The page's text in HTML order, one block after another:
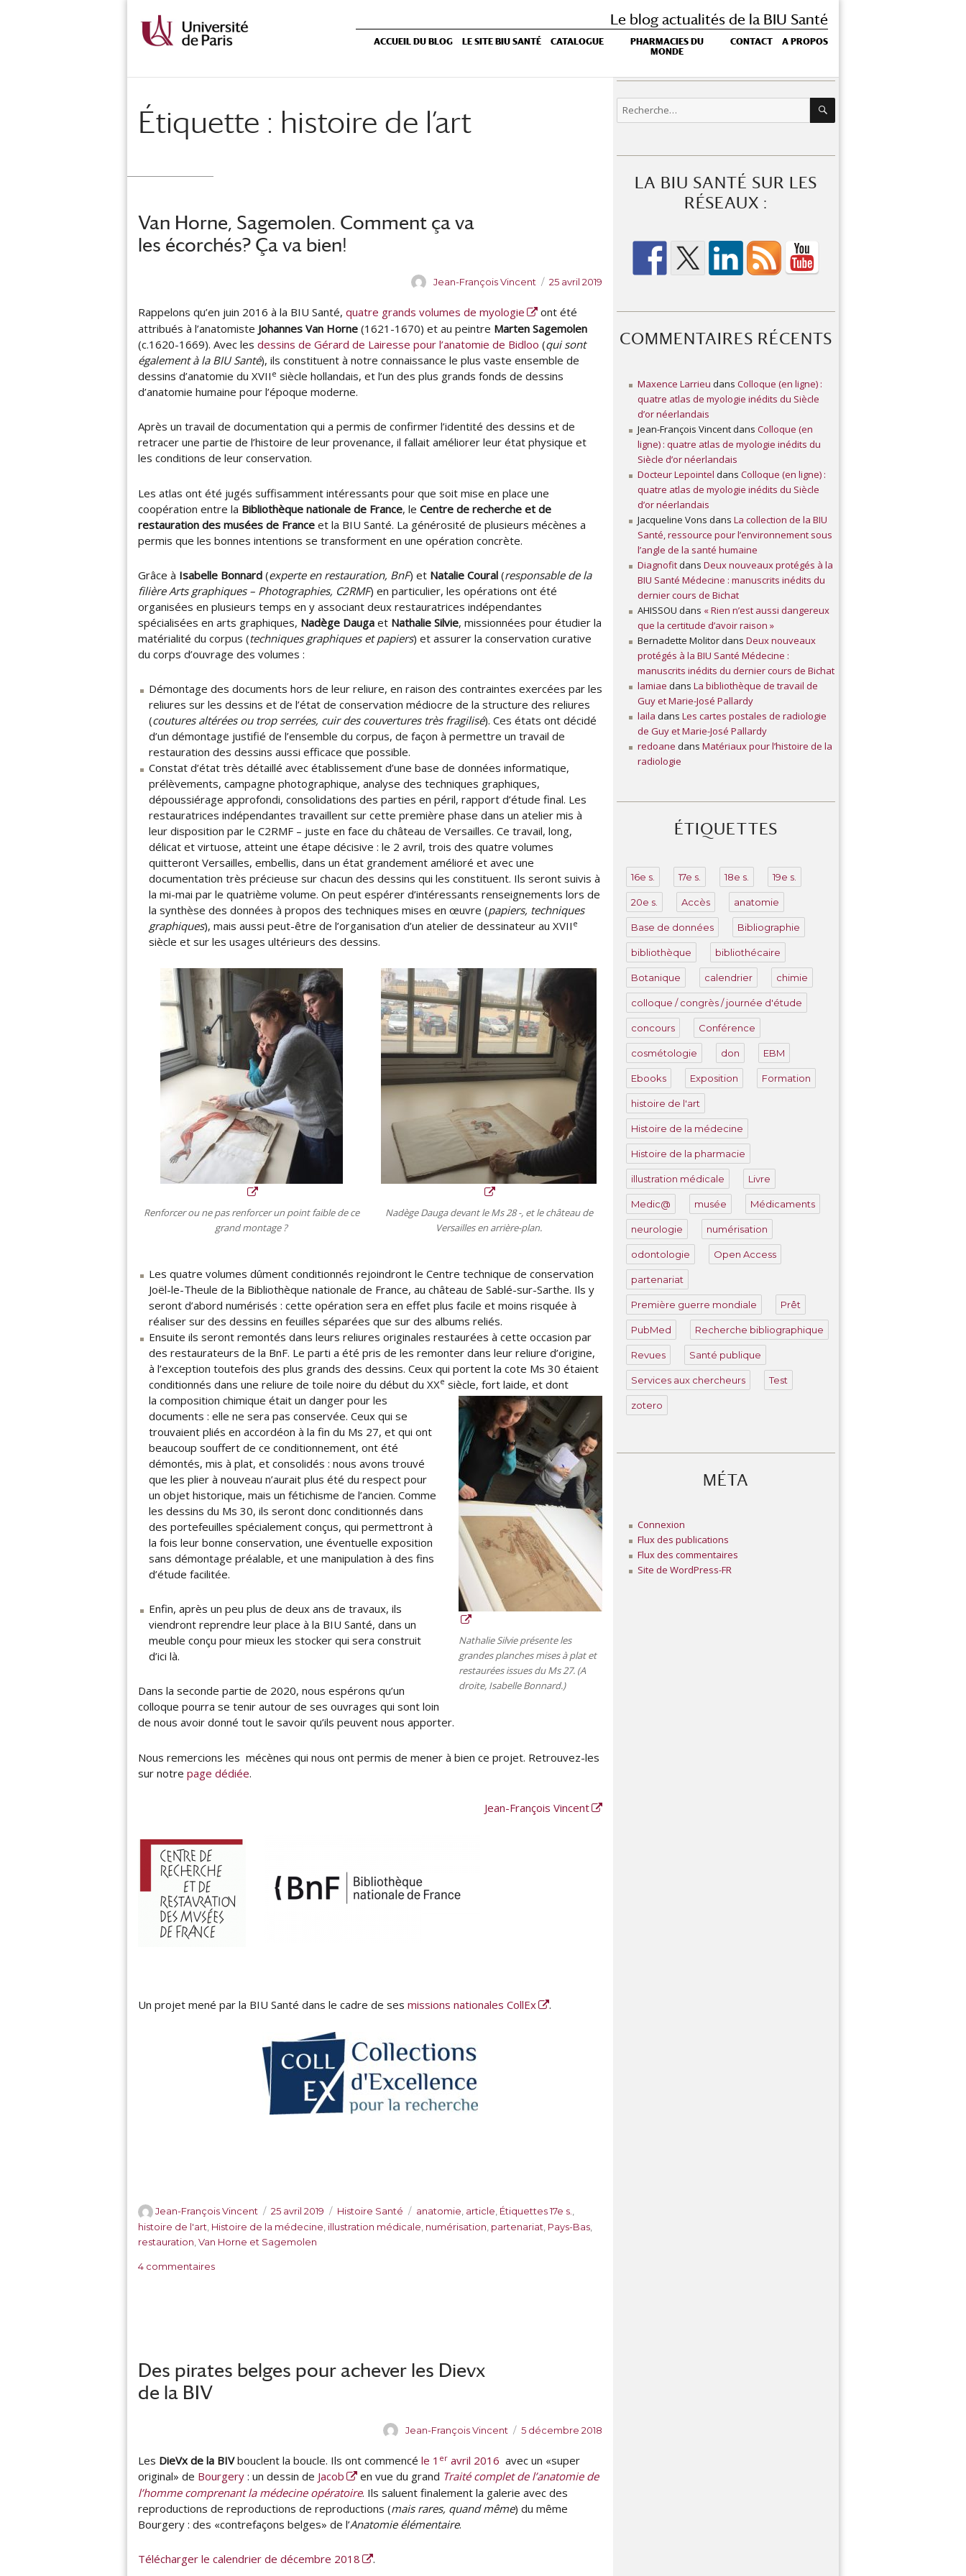
Le blog actualités de la BIU Santé
ACCUEIL DU BLOG LE SITE BIU SANTÉ CATALOGUE
PHARMACIES DU
MONDE
CONTACT A PROPOS
Étiquette : histoire de l’art
Van Horne, Sagemolen. Comment ça va
les écorchés? Ça va bien!
A
t
e
u
r
Jean-François Vincent
P
b
l
i
é
25 avril 2019
Rappelons qu’en juin 2016 à la BIU Santé, quatre grands volumes de myologie
ont été
attribués à l’anatomiste Johannes Van Horne (1621-1670) et au peintre Marten Sagemolen
(c.1620-1669). Avec les dessins de Gérard de Lairesse pour l’anatomie de Bidloo (qui sont
également à la BIU Santé), ils constituent à notre connaissance le plus vaste ensemble de
dessins d’anatomie du XVII e siècle hollandais, et l’un des plus grands fonds de dessins
d’anatomie humaine pour l’époque moderne.
Après un travail de documentation qui a permis de confirmer l’identité des dessins et de
retracer une partie de l’histoire de leur provenance, il fallait améliorer leur état physique et
les conditions de leur conservation.
Les atlas ont été jugés suffisamment intéressants pour que soit mise en place une
coopération entre la Bibliothèque nationale de France, le Centre de recherche et de
restauration des musées de France et la BIU Santé. La générosité de plusieurs mécènes a
permis que les bonnes intentions se transforment en une opération concrète.
Grâce à Isabelle Bonnard (experte en restauration, BnF) et Natalie Coural (responsable de la
filière Arts graphiques – Photographies, C2RMF) en particulier, les opérations ont été
organisées en plusieurs temps en y associant deux restauratrices indépendantes
spécialisées en arts graphiques, Nadège Dauga et Nathalie Silvie, missionnées pour étudier la
matérialité du corpus (techniques graphiques et papiers) et assurer la conservation curative
du corps d’ouvrage des volumes :
Démontage des documents hors de leur reliure, en raison des contraintes exercées par les
reliures sur les dessins et de l’état de conservation médiocre de la structure des reliures
(coutures altérées ou trop serrées, cuir des couvertures très fragilisé). Ces états ont décidé
d’un démontage justifié de l’ensemble du corpus, de façon à permettre un travail de
restauration des dessins aussi efficace que possible.
Constat d’état très détaillé avec établissement d’une base de données informatique,
prélèvements, campagne photographique, analyse des techniques graphiques,
dépoussiérage approfondi, consolidations des parties en péril, rapport d’étude final. Les
restauratrices indépendantes travaillent sur cette première phase dans un atelier mis à
leur disposition par le C2RMF – juste en face du château de Versailles. Ce travail, long,
délicat et virtuose, atteint une étape décisive : le 2 avril, trois des quatre volumes
quitteront Versailles, embellis, dans un état grandement amélioré et avec une
documentation très précieuse sur chacun des dessins qui les constituent. Ils seront suivis à
la mi-mai par le quatrième volume. On peut espérer d’intéressants renseignements lors de
la synthèse des données à propos des techniques mises en œuvre (papiers, techniques
graphiques), mais aussi peut-être de l’organisation d’un atelier de dessinateur au XVII e
siècle et sur les usages ultérieurs des dessins.
Renforcer ou ne pas renforcer un point faible de ce
grand montage ?
Nadège Dauga devant le Ms 28 -, et le château de
Versailles en arrière-plan.
Les quatre volumes dûment conditionnés rejoindront le Centre technique de conservation
Joël-le-Theule de la Bibliothèque nationale de France, au château de Sablé-sur-Sarthe. Ils y
seront d’abord numérisés : cette opération sera en effet plus facile et moins risquée à
réaliser sur des dessins en feuilles séparées que sur des albums reliés.
Ensuite ils seront remontés dans leurs reliures originales restaurées à cette occasion par
des restaurateurs de la BnF. Le parti a été pris de les remonter dans leur reliure d’origine,
à l’exception toutefois des plus grands des dessins. Ceux qui portent la cote Ms 30 étaient
conditionnés dans une reliure de toile noire du début du XXe siècle, fort laide, et dont
Nathalie Silvie présente les
grandes planches mises à plat et
restaurées issues du Ms 27. (A
droite, Isabelle Bonnard.)
la composition chimique était un danger pour les
documents : elle ne sera pas conservée. Ceux qui se
trouvaient pliés en accordéon à la fin du Ms 27, et qui ont
beaucoup souffert de ce conditionnement, ont été
démontés, mis à plat, et consolidés : nous avons trouvé
que les plier à nouveau n’aurait plus été du respect pour
un objet historique, mais un fétichisme de l’ancien. Comme
les dessins du Ms 30, ils seront donc conditionnés dans
des portefeuilles spécialement conçus, qui permettront à
la fois leur bonne conservation, une éventuelle exposition
sans démontage préalable, et une manipulation à des fins
d’étude facilitée.
Enfin, après un peu plus de deux ans de travaux, ils
viendront reprendre leur place à la BIU Santé, dans un
meuble conçu pour mieux les stocker qui sera construit
d’ici là.
Dans la seconde partie de 2020, nous espérons qu’un
colloque pourra se tenir autour de ses ouvrages qui sont loin
de nous avoir donné tout le savoir qu’ils peuvent nous apporter.
Nous remercions les mécènes qui nous ont permis de mener à bien ce projet. Retrouvez-les
sur notre page dédiée.
Jean-François Vincent
Un projet mené par la BIU Santé dans le cadre de ses missions nationales CollEx .
A
u
t
u
Jean-François Vincent
P
u
b
25 avril 2019
C
a
Histoire Santé
É
t
anatomie, article, Étiquettes 17e s.,
histoire de l'art, Histoire de la médecine, illustration médicale, numérisation, partenariat, Pays-Bas,
restauration,Van Horne et Sagemolen
4 commentairess
o
a
g
e
m
o
Des pirates belges pour achever les Dievx
de la BIV
A
t
e
u
r
Jean-François Vincent
P
b
l
é
5 décembre 2018
Les DieVx de la BIVbouclent la boucle. Ils ont commencé le 1 er avril 2016 avec un «super
original» de Bourgery : un dessin de Jacob en vue du grand Traité complet de l’anatomie de
l’homme comprenant la médecine opératoire. Ils saluent finalement la galerie avec des
reproductions de reproductions de reproductions (mais rares, quand même) du même
Bourgery : des «contrefaçons belges» de l’Anatomie élémentaire.
Télécharger le calendrier de décembre 2018 .
Recherche
pour :
RECHERCHE
LA BIU SANTÉ SUR LES
RÉSEAUX :
COMMENTAIRES RÉCENTS
Maxence Larrieu dansColloque (en ligne) :
quatre atlas de myologie inédits du Siècle
d’or néerlandais
Jean-François VincentdansColloque (en
ligne) : quatre atlas de myologie inédits du
Siècle d’or néerlandais
Docteur Lepointel dansColloque (en ligne) :
quatre atlas de myologie inédits du Siècle
d’or néerlandais
Jacqueline Vons dansLa collection de la BIU
Santé, ressource pour l’environnement sous
l’angle de la santé humaine
DiagnofitdansDeux nouveaux protégés à la
BIU Santé Médecine : manuscrits inédits du
dernier cours de Bichat
AHISSOU dans « Rien n’est aussi dangereux
que la certitude d’avoir raison »
Bernadette MolitordansDeux nouveaux
protégés à la BIU Santé Médecine :
manuscrits inédits du dernier cours de Bichat
lamiae dansLa bibliothèque de travail de
Guy et Marie-José Pallardy
laila dansLes cartes postales de radiologie
de Guy et Marie-José Pallardy
redoane dansMatériaux pour l’histoire de la
radiologie
ÉTIQUETTES
16e s. 17e s. 18e s. 19e s.
20e s. Accès anatomie
Base de données Bibliographie
bibliothèque bibliothécaire
Botanique calendrier chimie
colloque / congrès / journée d'étude
concours Conférence
cosmétologie don EBM
Ebooks Exposition Formation
histoire de l'art
Histoire de la médecine
Histoire de la pharmacie
illustration médicale Livre
Medic@ musée Médicaments
neurologie numérisation
odontologie Open Access
partenariat
Première guerre mondiale Prêt
PubMed Recherche bibliographique
Revues Santé publique
Services aux chercheurs Test
zotero
MÉTA
Connexion
Flux des publications
Flux des commentaires
Site de WordPress-FR